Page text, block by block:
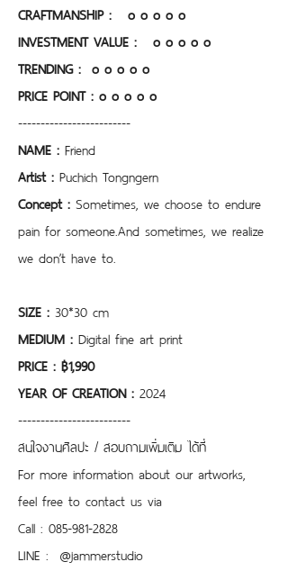
CRAFTMANSHIP :
o o o o o
INVESTMENT VALUE :
o o o o o
TRENDING :  o o o o o
PRICE POINT : o o o o o
-------------------------
NAME : Friend
Artist : Puchich Tongngern
Concept : Sometimes, we choose to endure
pain for someone.And sometimes, we realize
we don’t have to.
SIZE : 30*30 cm
MEDIUM : Digital fine art print
PRICE : ฿1,990
YEAR OF CREATION : 2024
-------------------------
สนใจงานศิลปะ / สอบถามเพิ่มเติม ได้ที่
For more information about our artworks,
feel free to contact us via
Call : 085-981-2828
LINE :  @jammerstudio